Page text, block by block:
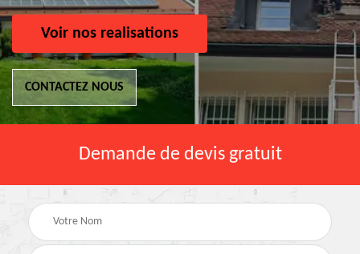
Voir nos realisations
CONTACTEZ NOUS
Demande de devis gratuit